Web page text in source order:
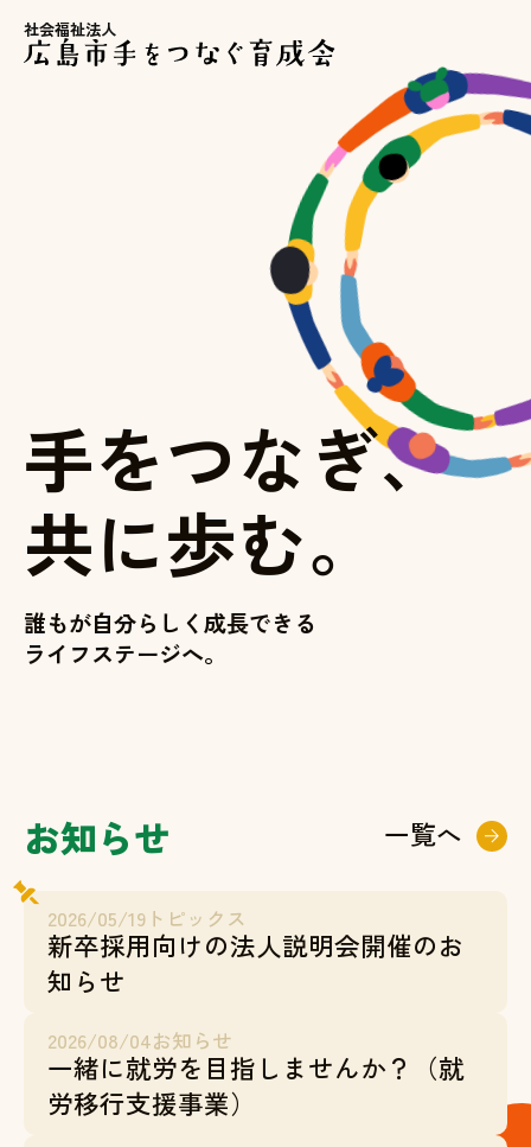
社会福祉法人
手をつなぎ、
共に歩む。
誰もが自分ら し く成長でき る
ライ フステージへ。
お知らせ
2026/05/19 トピックス
新卒採用向けの法人説明会開催のお
知らせ
2026/08/04お知らせ
一緒に就労を目指しませんか？（就
労移行支援事業）
一覧へ